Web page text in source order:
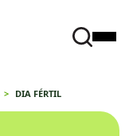
DIA FÉRTIL